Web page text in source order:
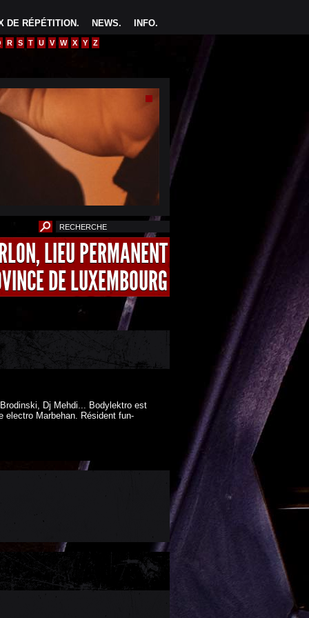
INFO.
NEWS.
DE RÉPÉTITION.
R S T U V W X Y Z
LIEU PERMANENT
DE LUXEMBOURG
Dj Mehdi... Bodylektro est
electro Marbehan. Résident fun-